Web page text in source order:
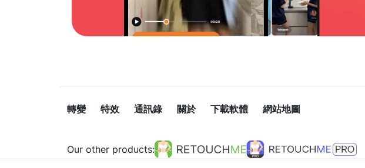
轉變 特效 通訊錄 關於 下載軟體 網站地圖
Our other products: